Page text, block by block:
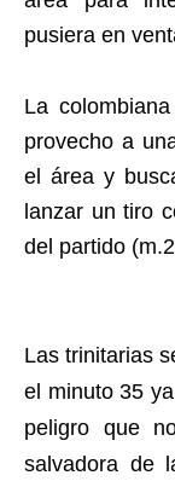
pusiera en
La
provecho a
el área y
lanzar un tiro
del partido
Las trinitarias
el minuto 35
peligro que
salvadora de